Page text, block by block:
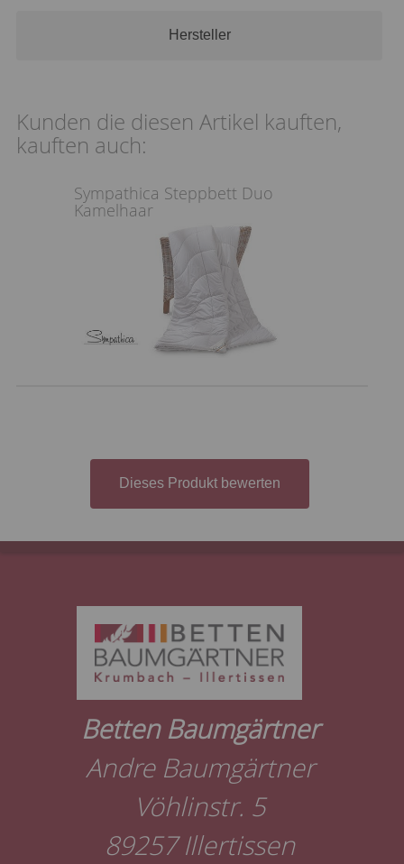
Hersteller
Kunden die diesen Artikel kauften,
kauften auch:
Sympathica Steppbett Duo
Kamelhaar
Dieses Produkt bewerten
Betten Baumgärtner
Andre Baumgärtner
Vöhlinstr. 5
89257 Illertissen